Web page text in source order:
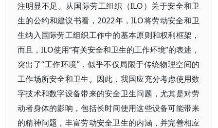
注明显不足。从国际劳工组织（ILO）关于安全和卫
生的公约和建议书看，2022年，ILO将劳动安全和卫
生纳入国际劳工组织工作中的基本原则和权利框架，
而且，ILO使用“有关安全和卫生的工作环境”的表述，
突出了“工作环境”，似乎不仅局限于传统物理空间的
工作场所安全和卫生。因此，我国应充分考虑使用数
字技术和数字设备带来的安全卫生问题，尤其是对劳
动者身体的影响，包括长时间使用这些设备可能带来
的精神问题，丰富劳动安全卫生的内涵，并完善相应